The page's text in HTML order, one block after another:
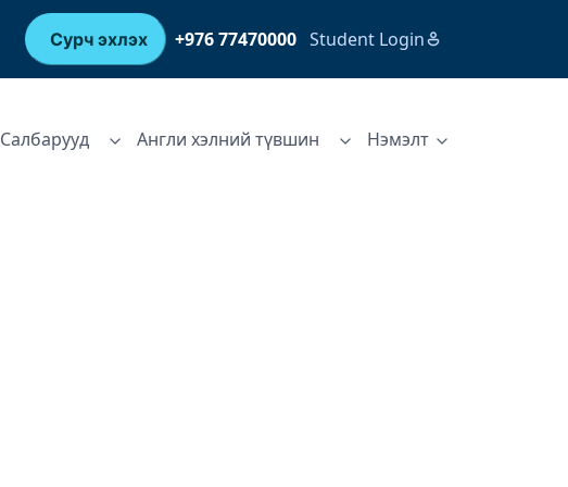
Сурч эхлэх +976 77470000 Student Login
Салбарууд Англи хэлний түвшин Нэмэлт